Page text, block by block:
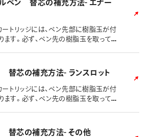
ペン 替芯の補充方法- エナー
ートリッジには、ペン先部に樹脂玉が付
ます。必ず、ペン先の樹脂玉を取ってか
替芯の補充方法- ランスロット
ートリッジには、ペン先部に樹脂玉が付
ます。必ず、ペン先の樹脂玉を取ってか
替芯の補充方法- その他